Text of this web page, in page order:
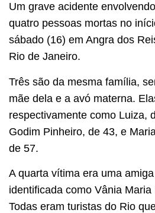
Um grave acidente
quatro pessoas mortas no
sábado (16) em Angra dos
Rio de Janeiro.
Três são da mesma família,
mãe dela e a avó materna.
respectivamente como Luiza,
Godim Pinheiro, de 43, e
de 57.
A quarta vítima era uma
identificada como Vânia
Todas eram turistas do Rio